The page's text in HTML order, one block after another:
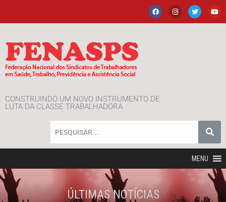
CONSTRUINDO UM NOVO INSTRUMENTO DE
LUTA DA CLASSE TRABALHADORA
MENU
ÚLTIMAS NOTÍCIAS